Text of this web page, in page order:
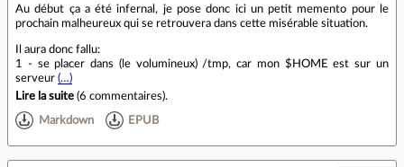
Au début ça a été infernal, je pose donc ici un petit memento pour le
prochain malheureux qui se retrouvera dans cette misérable situation.
Il aura donc fallu:
1 - se placer dans (le volumineux) /tmp, car mon $HOME est sur un
serveur (…)
Lire la suite (6 commentaires).
Markdown EPUB